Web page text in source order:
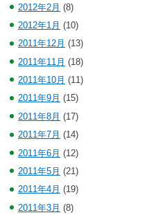
2012年2月 (8)
2012年1月 (10)
2011年12月 (13)
2011年11月 (18)
2011年10月 (11)
2011年9月 (15)
2011年8月 (17)
2011年7月 (14)
2011年6月 (12)
2011年5月 (21)
2011年4月 (19)
2011年3月 (8)